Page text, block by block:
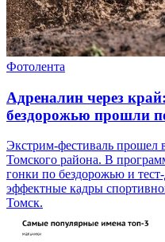
Фотолента
Адреналин через
бездорожью прошли
Экстрим-фестиваль прошел
Томского района. В
гонки по бездорожью и
эффектные кадры
Томск.